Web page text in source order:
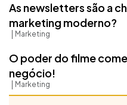
As newsletters são a
marketing moderno?
Marketing
O poder do filme
negócio!
Marketing